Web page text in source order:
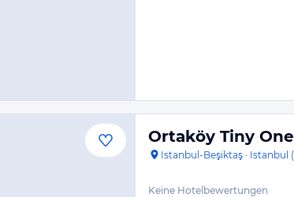
Ortaköy Tiny One
Istanbul-Beşiktaş · Istanbul
Keine Hotelbewertungen